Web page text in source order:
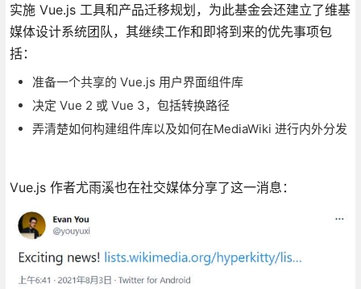
实施 Vue.js 工具和产品迁移规划，为此基金会还建立了维基
媒体设计系统团队，其继续工作和即将到来的优先事项包
括：
准备一个共享的 Vue.js 用户界面组件库
决定 Vue 2 或 Vue 3，包括转换路径
弄清楚如何构建组件库以及如何在MediaWiki 进行内外分发
Vue.js 作者尤雨溪也在社交媒体分享了这一消息：